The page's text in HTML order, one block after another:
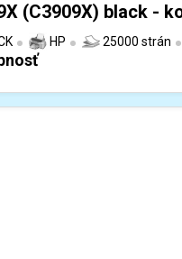
(C3909X) black -
HP 25000 strán